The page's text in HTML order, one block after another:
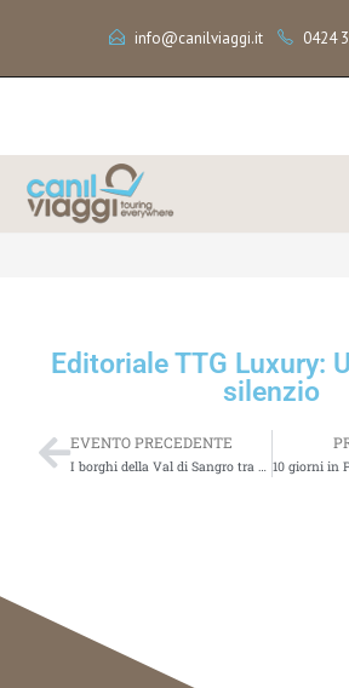
info@canilviaggi.it 0424
> Editoriale TTG Luxury: Un mondo di
Editoriale TTG Luxury:
silenzio
EVENTO PRECEDENTE
I borghi della Val di Sangro tra oasi e riserve naturaliTalkwalker Alert: 50 results for [turismo]